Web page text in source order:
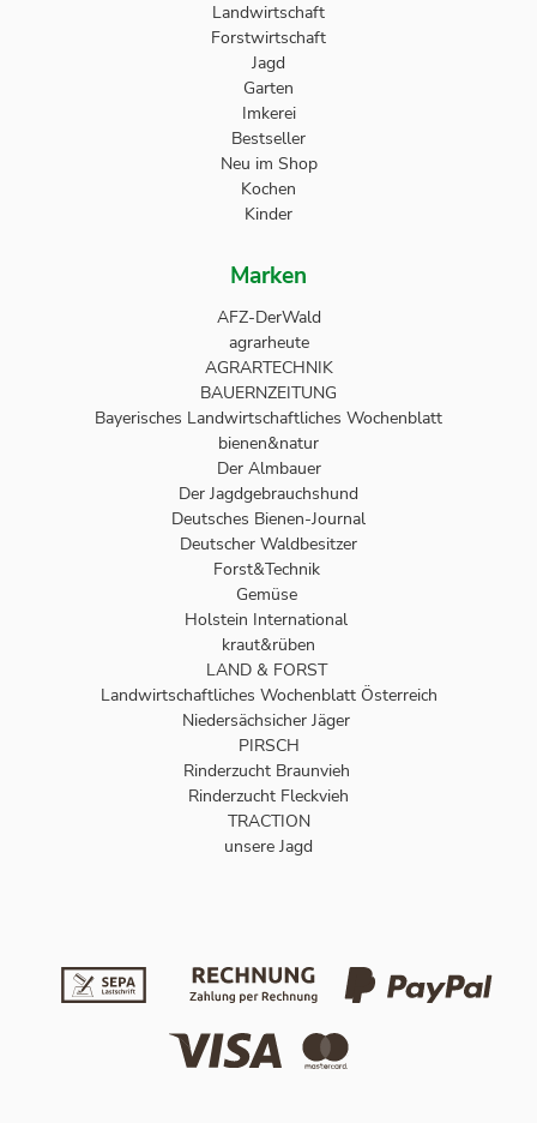
Landwirtschaft
Forstwirtschaft
Jagd
Garten
Imkerei
Bestseller
Neu im Shop
Kochen
Kinder
Marken
AFZ-DerWald
agrarheute
AGRARTECHNIK
BAUERNZEITUNG
Bayerisches Landwirtschaftliches Wochenblatt
bienen&natur
Der Almbauer
Der Jagdgebrauchshund
Deutsches Bienen-Journal
Deutscher Waldbesitzer
Forst&Technik
Gemüse
Holstein International
kraut&rüben
LAND & FORST
Landwirtschaftliches Wochenblatt Österreich
Niedersächsicher Jäger
PIRSCH
Rinderzucht Braunvieh
Rinderzucht Fleckvieh
TRACTION
unsere Jagd